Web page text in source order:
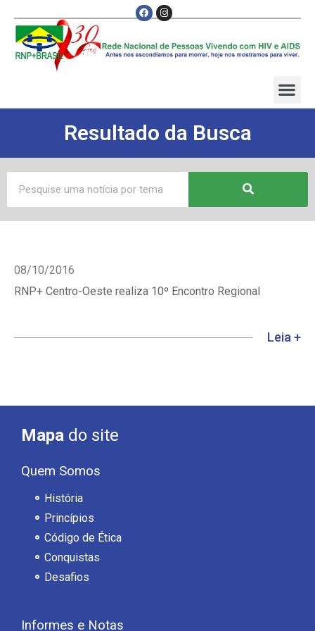
Resultado da Busca
08/10/2016
RNP+ Centro-Oeste realiza 10º Encontro Regional
Leia +
Mapa do site
Quem Somos
História
Princípios
Código de Ética
Conquistas
Desafios
Informes e Notas